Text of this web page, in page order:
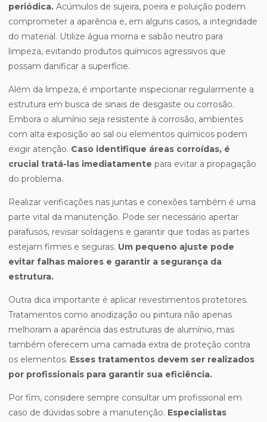
periódica. Acúmulos de sujeira, poeira e poluição podem
comprometer a aparência e, em alguns casos, a integridade
do material. Utilize água morna e sabão neutro para
limpeza, evitando produtos químicos agressivos que
possam danificar a superfície.
Além da limpeza, é importante inspecionar regularmente a
estrutura em busca de sinais de desgaste ou corrosão.
Embora o alumínio seja resistente à corrosão, ambientes
com alta exposição ao sal ou elementos químicos podem
exigir atenção. Caso identifique áreas corroídas, é
crucial tratá-las imediatamente para evitar a propagação
do problema.
Realizar verificações nas juntas e conexões também é uma
parte vital da manutenção. Pode ser necessário apertar
parafusos, revisar soldagens e garantir que todas as partes
estejam firmes e seguras. Um pequeno ajuste pode
evitar falhas maiores e garantir a segurança da
estrutura.
Outra dica importante é aplicar revestimentos protetores.
Tratamentos como anodização ou pintura não apenas
melhoram a aparência das estruturas de alumínio, mas
também oferecem uma camada extra de proteção contra
os elementos. Esses tratamentos devem ser realizados
por profissionais para garantir sua eficiência.
Por fim, considere sempre consultar um profissional em
caso de dúvidas sobre a manutenção. Especialistas